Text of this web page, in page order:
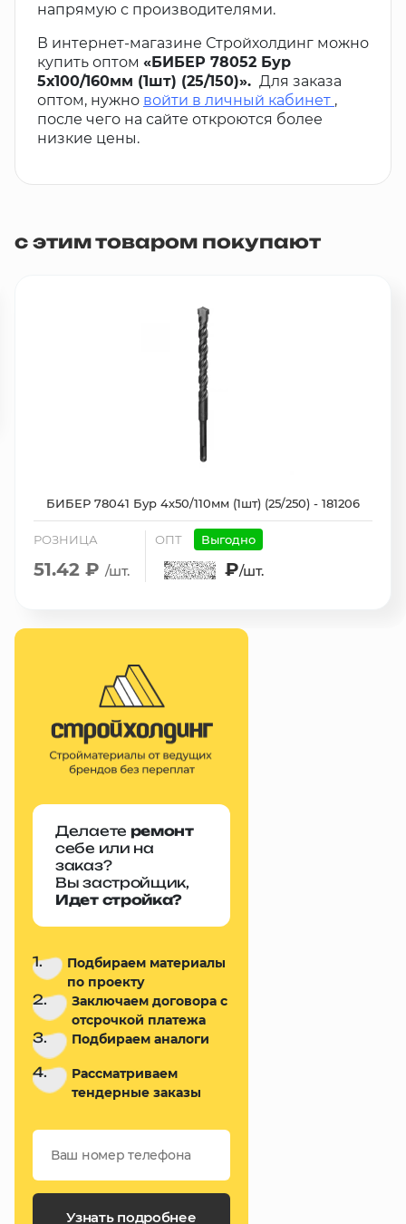
напрямую с производителями.
В интернет-магазине Стройхолдинг можно
купить оптом «БИБЕР 78052 Бур
5х100/160мм (1шт) (25/150)». Для заказа
оптом, нужно войти в личный кабинет ,
после чего на сайте откроются более
низкие цены.
с этим товаром покупают
БИБЕР 78041 Бур 4х50/110мм (1шт) (25/250) - 181206
РОЗНИЦА
51.42 ₽ /шт.
ОПТ Выгодно
₽/шт.
Делаете ремонт
себе или на
заказ?
Вы застройщик,
Идет стройка?
1.
Подбираем материалы
по проекту
2.
Заключаем договора с
отсрочкой платежа
3. Подбираем аналоги
4.
Рассматриваем
тендерные заказы
Узнать подробнее